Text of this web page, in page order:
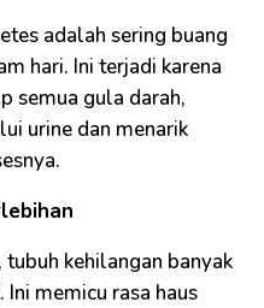
adalah sering buang
hari. Ini terjadi karena
semua gula darah,
urine dan menarik
kehilangan banyak
memicu rasa haus